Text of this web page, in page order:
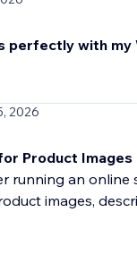
perfectly with
2026
Product Images
running an
images,